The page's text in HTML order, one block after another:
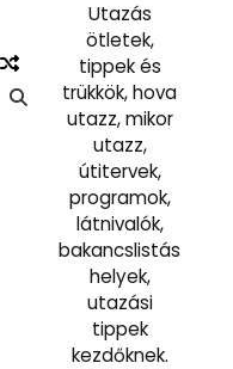
Utazás
ötletek,
tippek és
trükkök, hova
utazz, mikor
utazz,
útitervek,
programok,
látnivalók,
bakancslistás
helyek,
utazási
tippek
kezdőknek.